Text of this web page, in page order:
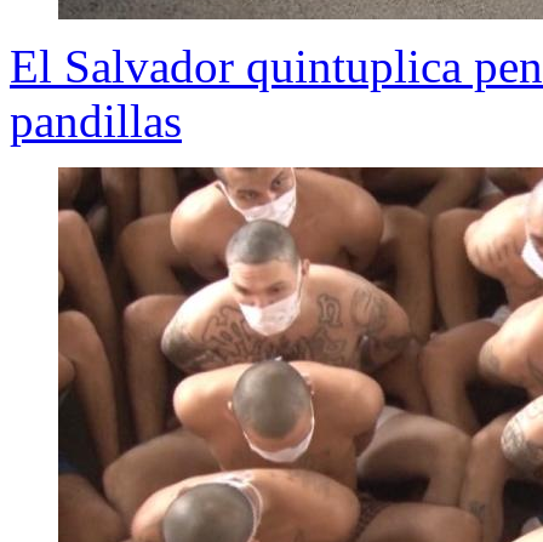
El Salvador quintuplica
pandillas